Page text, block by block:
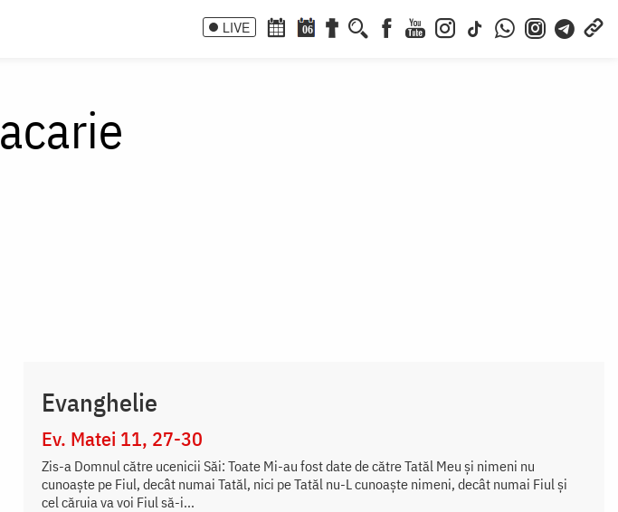
LIVE 06
Evanghelie
Ev. Matei 11, 27-30
Zis-a Domnul către ucenicii Săi: Toate Mi-au fost date de către Tatăl Meu și nimeni nu
cunoaște pe Fiul, decât numai Tatăl, nici pe Tatăl nu-L cunoaște nimeni, decât numai Fiul și
cel căruia va voi Fiul să-i...